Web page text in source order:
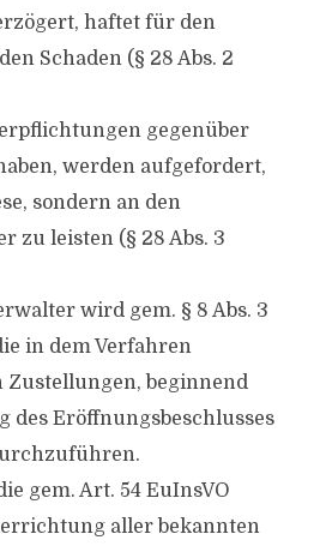
haftet für den
Schaden (§ 28 Abs. 2
gegenüber
werden aufgefordert,
sondern an den
zu leisten (§ 28 Abs. 3
wird gem. § 8 Abs. 3
in dem Verfahren
Zustellungen, beginnend
des Eröffnungsbeschlusses
gem. Art. 54 EuInsVO
aller bekannten